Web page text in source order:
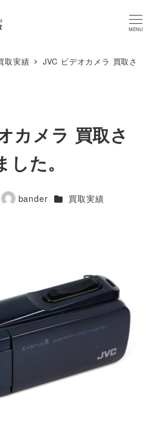
MENU
取実績
JVC ビデオカメラ 買取さ
カメラ 買取さ
た。
著
bander カテゴリー
買取実績